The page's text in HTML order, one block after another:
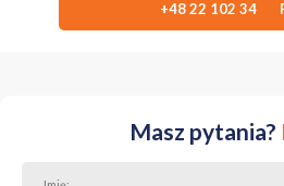
- International Eurpoean School
- Willy Brandt Schule
+48 22 102 34
Masz pytania?